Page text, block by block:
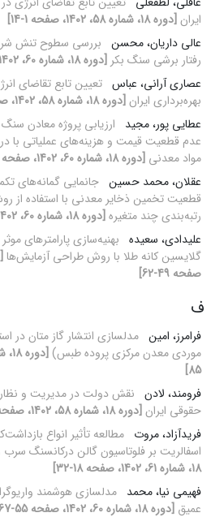
ایران [دوره 18، شماره 58، 1402، صفحه 1-14]
عالی داریان، محسن بررسی سطوح تنش
رفتار برشی سنگ بکر [دوره 18، شماره 60، 1402، صفحه 46-55]
عصاری آرانی، عباس تعیین تابع تقاضای
بهره‌برداری ایران [دوره 18، شماره 58، 1402، صفحه 1-14]
عطایی پور، مجید
ارزیابی پروژه معادن
عدم قطعیت قیمت و هزینه‌های عملیاتی با در
مواد معدنی [دوره 18، شماره 60، 1402، صفحه 33-45]
عقلان، محمد حسین جانمایی گمانه‌های
قطعیت تخمین ذخایر معدنی با استفاده
رتبه‌بندی چند متغیره [دوره 18، شماره 60، 1402، صفحه 16-32]
علیدادی، سعیده بهنیه‌سازی پارامترهای
گلایسین کانه طلا با روش طراحی آزمایش‌ها
صفحه 49-62]
ف
فرامرز، امین مدلسازی انتشار گاز متان در
موردی معدن مرکزی پروده طبس)
85]
فرومند، لادن نقش دولت در مدیریت و
حقوقی ایران [دوره 18، شماره 58، 1402، صفحه 36-48]
فریدآزاد، مروت مطالعه تأثیر انواع
اسفالریت بر فلوتاسیون گالن درکانسنگ
18، شماره 61، 1402، صفحه 18-32]
فهیمی نیا، محمد مدلسازی هوشمند
عمیق [دوره 18، شماره 60، 1402، صفحه 55-67]